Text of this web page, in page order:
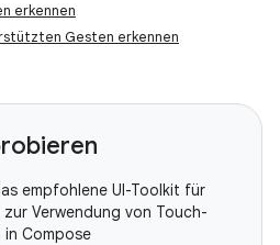
erkennen
Gesten erkennen
empfohlene UI-Toolkit für
Verwendung von Touch-
Compose